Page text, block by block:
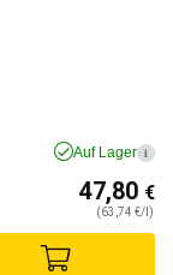
Auf Lager i
47,80 €
(63,74 €/l)